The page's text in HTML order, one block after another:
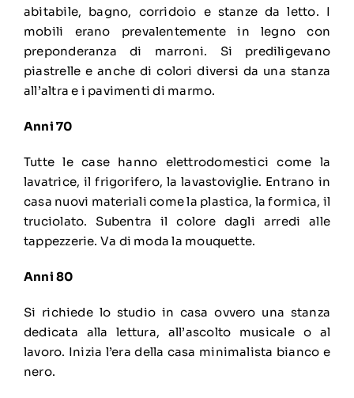
abitabile, bagno, corridoio e stanze da letto. I
mobili erano prevalentemente in legno con
preponderanza di marroni. Si prediligevano
piastrelle e anche di colori diversi da una stanza
all’altra e i pavimenti di marmo.
Anni 70
Tutte le case hanno elettrodomestici come la
lavatrice, il frigorifero, la lavastoviglie. Entrano in
casa nuovi materiali come la plastica, la formica, il
truciolato. Subentra il colore dagli arredi alle
tappezzerie. Va di moda la mouquette.
Anni 80
Si richiede lo studio in casa ovvero una stanza
dedicata alla lettura, all’ascolto musicale o al
lavoro. Inizia l’era della casa minimalista bianco e
nero.